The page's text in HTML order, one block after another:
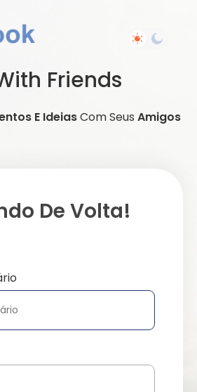
Friends
E IdeiasCom Seus Amigos
De Volta!